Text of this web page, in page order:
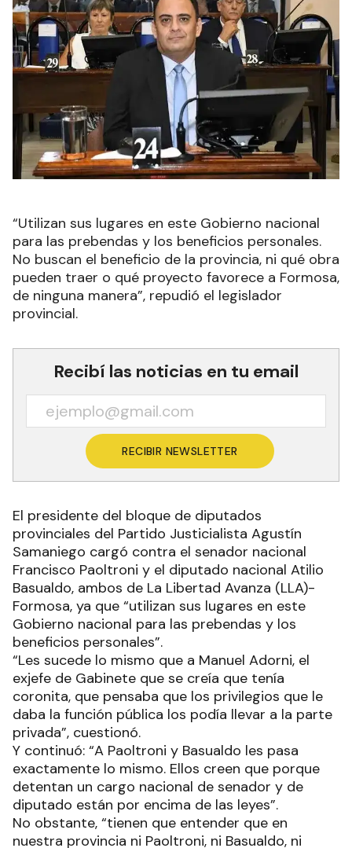
“Utilizan sus lugares en este Gobierno nacional
para las prebendas y los beneficios personales.
No buscan el beneficio de la provincia, ni qué obra
pueden traer o qué proyecto favorece a Formosa,
de ninguna manera”, repudió el legislador
provincial.
Recibí las noticias en tu email
RECIBIR NEWSLETTER
El presidente del bloque de diputados
provinciales del Partido Justicialista Agustín
Samaniego cargó contra el senador nacional
Francisco Paoltroni y el diputado nacional Atilio
Basualdo, ambos de La Libertad Avanza (LLA)-
Formosa, ya que “utilizan sus lugares en este
Gobierno nacional para las prebendas y los
beneficios personales”.
“Les sucede lo mismo que a Manuel Adorni, el
exjefe de Gabinete que se creía que tenía
coronita, que pensaba que los privilegios que le
daba la función pública los podía llevar a la parte
privada”, cuestionó.
Y continuó: “A Paoltroni y Basualdo les pasa
exactamente lo mismo. Ellos creen que porque
detentan un cargo nacional de senador y de
diputado están por encima de las leyes”.
No obstante, “tienen que entender que en
nuestra provincia ni Paoltroni, ni Basualdo, ni